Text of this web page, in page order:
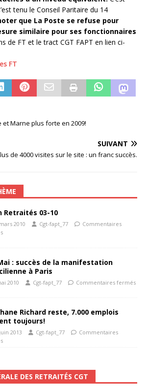
tenu le Conseil Paritaire du 14
que La Poste se refuse pour
similaire pour ses fonctionnaires
de FT et le tract CGT FAPT en lien ci-
FT
et Marne plus forte en 2009!
SUIVANT
de 4000 visites sur le site : un franc succès.
Retraités 03-10
2010 Cgt-fapt_77
Commentaires
: succès de la manifestation
à Paris
2010 Cgt-fapt_77 Commentaires fermés
Richard reste, 7.000 emplois
toujours!
2013 Cgt-fapt_77
Commentaires
DES RETRAITÉS CGT